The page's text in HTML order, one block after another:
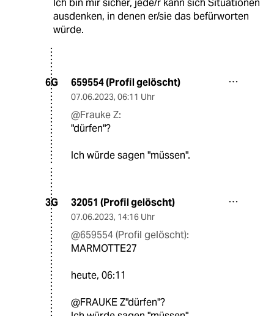
Ich bin mir sicher, jede/r kann sich Situationen
ausdenken, in denen er/sie das befürworten
würde.
6G 659554 (Profil gelöscht)
07.06.2023, 06:11 Uhr
@Frauke Z:
"dürfen"?
Ich würde sagen "müssen".
3G 32051 (Profil gelöscht)
07.06.2023, 14:16 Uhr
@659554 (Profil gelöscht):
MARMOTTE27
heute, 06:11
@FRAUKE Z"dürfen"?